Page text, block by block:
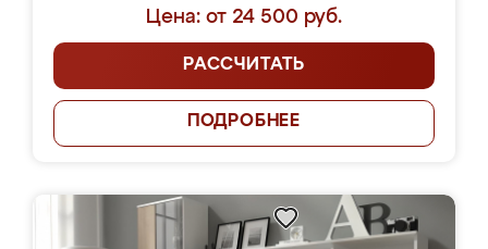
Цена: от 24 500 руб.
РАССЧИТАТЬ
ПОДРОБНЕЕ